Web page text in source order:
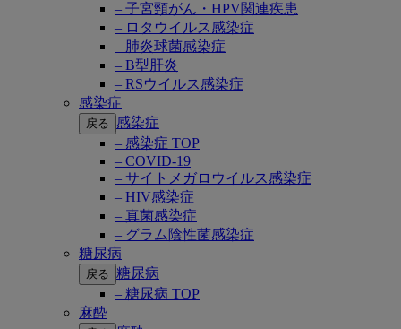
– 子宮頸がん・HPV関連疾患
– ロタウイルス感染症
– 肺炎球菌感染症
– B型肝炎
– RSウイルス感染症
感染症
戻る
感染症
– 感染症 TOP
– COVID-19
– サイトメガロウイルス感染症
– HIV感染症
– 真菌感染症
– グラム陰性菌感染症
糖尿病
戻る 糖尿病
– 糖尿病 TOP
麻酔